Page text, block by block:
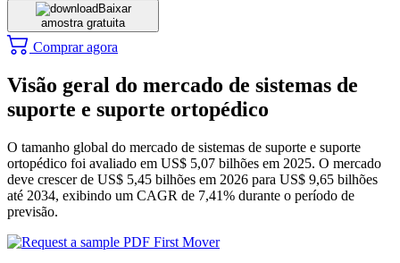
Baixar
amostra gratuita
Comprar agora
Visão geral do mercado de sistemas de
suporte e suporte ortopédico
O tamanho global do mercado de sistemas de suporte e suporte
ortopédico foi avaliado em US$ 5,07 bilhões em 2025. O mercado
deve crescer de US$ 5,45 bilhões em 2026 para US$ 9,65 bilhões
até 2034, exibindo um CAGR de 7,41% durante o período de
previsão.